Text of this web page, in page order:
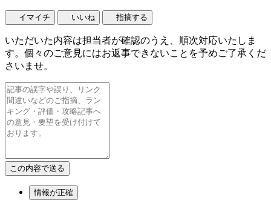
イマイチ いいね 指摘する
いただいた内容は担当者が確認のうえ、順次対応いたしま
す。個々のご意見にはお返事できないことを予めご了承くだ
さいませ。
情報が正確